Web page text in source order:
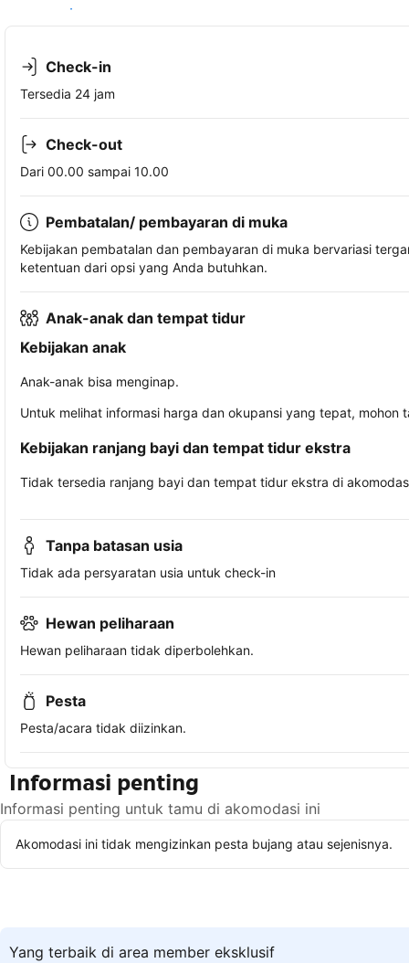
Lihat ketersediaan
Check-in
Tersedia 24 jam
Check-out
Dari 00.00 sampai 10.00
Pembatalan/ pembayaran di muka
Kebijakan pembatalan dan pembayaran di muka bervariasi
ketentuan dari opsi yang Anda butuhkan.
Anak-anak dan tempat tidur
Kebijakan anak
Anak-anak bisa menginap.
Untuk melihat informasi harga dan okupansi yang tepat,
Kebijakan ranjang bayi dan tempat tidur ekstra
Tidak tersedia ranjang bayi dan tempat tidur ekstra di
Tanpa batasan usia
Tidak ada persyaratan usia untuk check-in
Hewan peliharaan
Hewan peliharaan tidak diperbolehkan.
Pesta
Pesta/acara tidak diizinkan.
Informasi penting
Informasi penting untuk tamu di akomodasi ini
Akomodasi ini tidak mengizinkan pesta bujang atau sejenisnya.
Yang terbaik di area member eksklusif